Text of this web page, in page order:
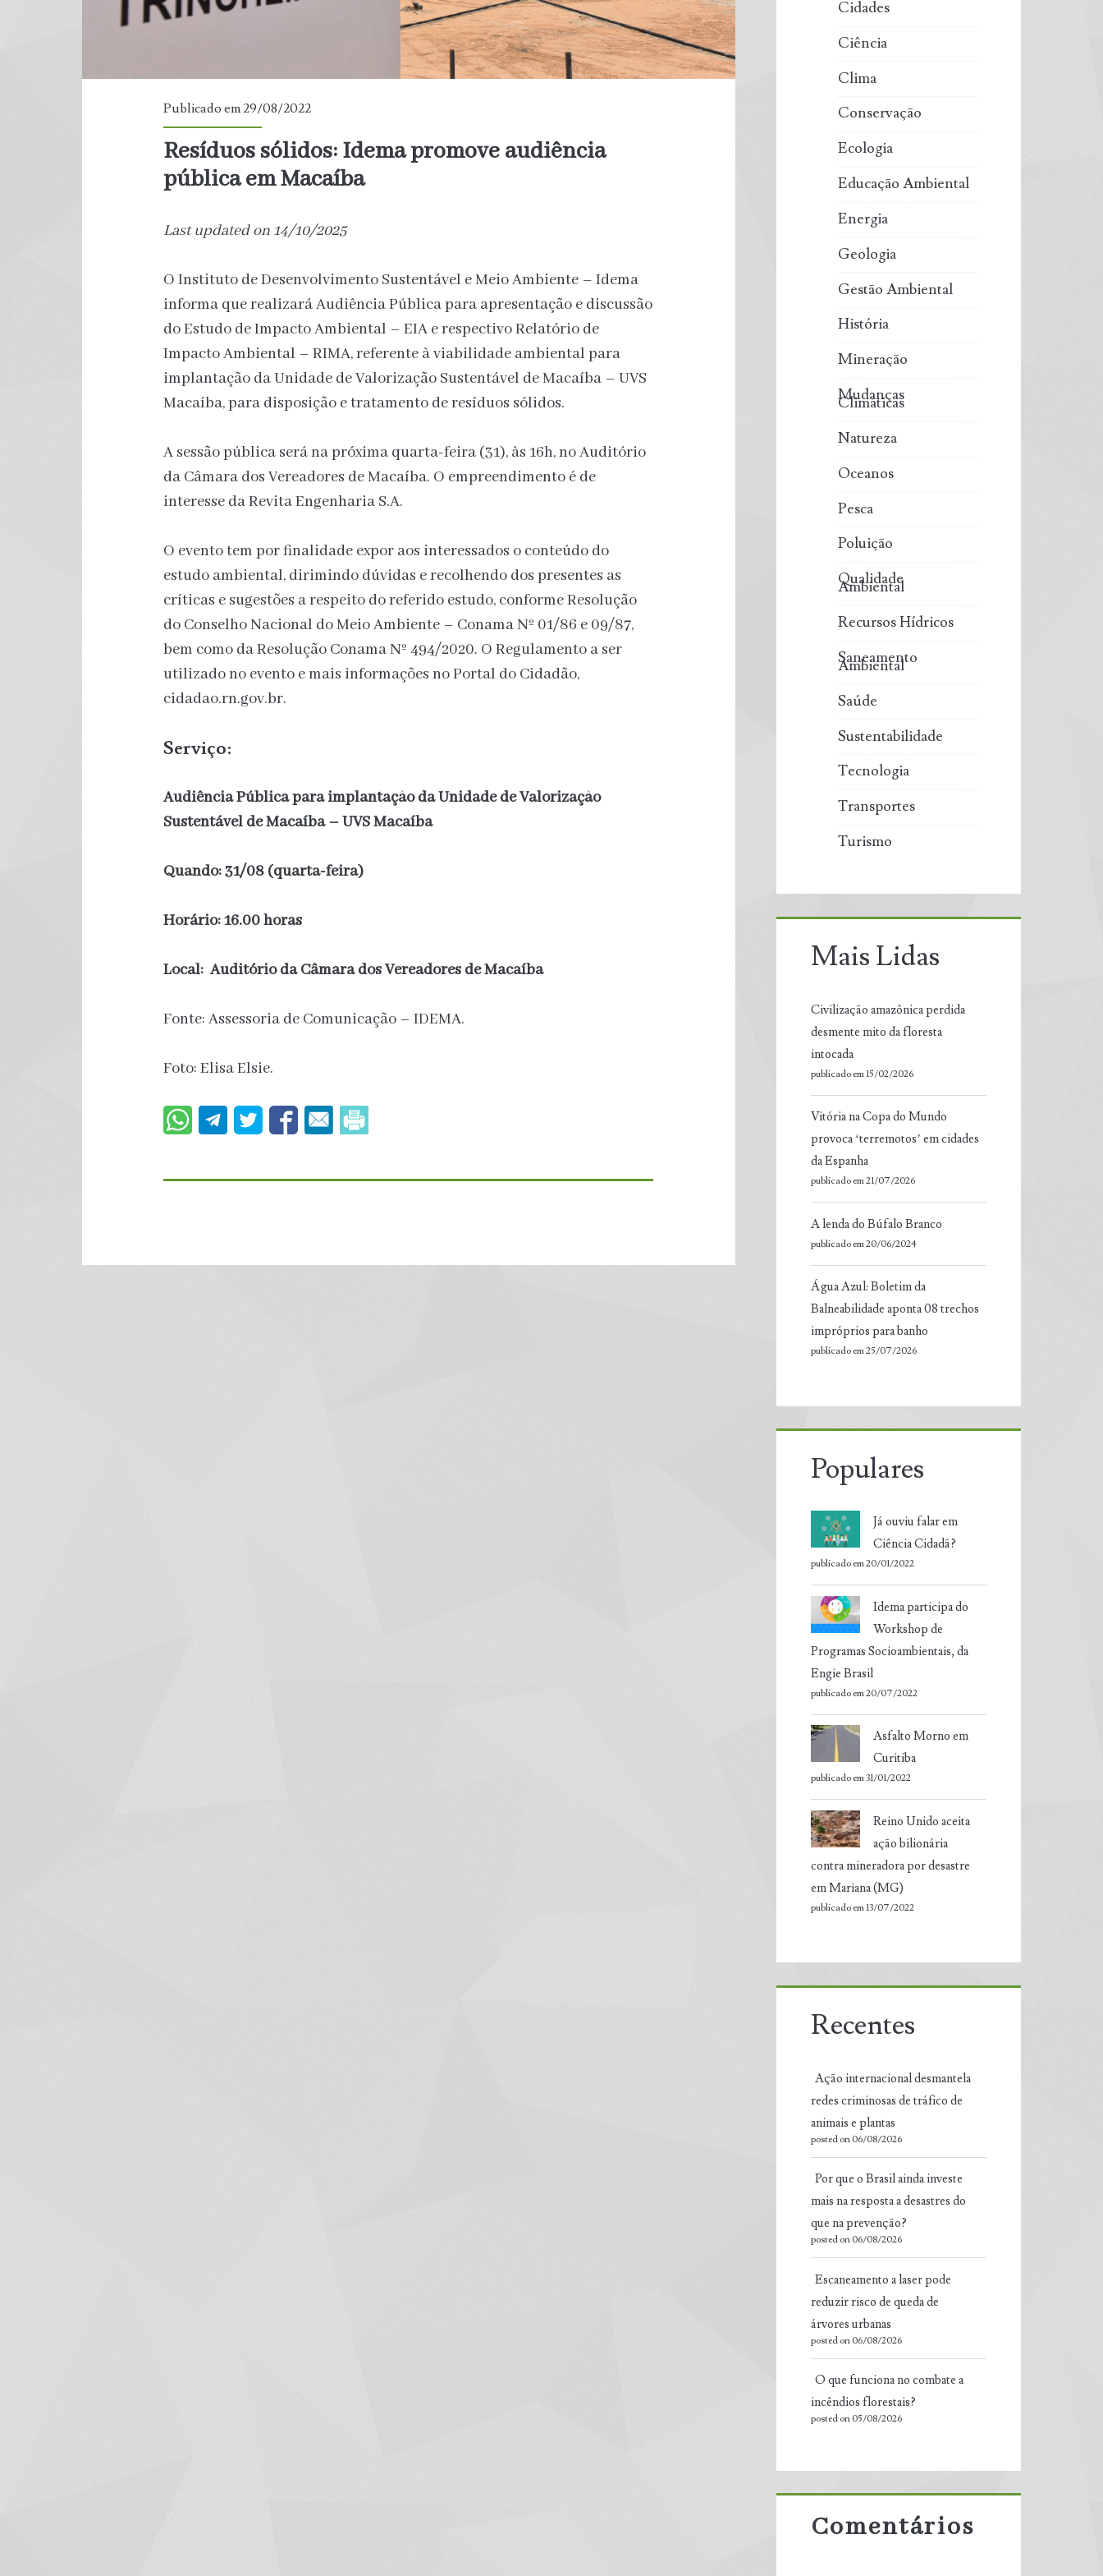
Publicado em 29/08/2022
Resíduos sólidos: Idema promove audiência
pública em Macaíba
Last updated on 14/10/2025
O Instituto de Desenvolvimento Sustentável e Meio Ambiente – Idema
informa que realizará Audiência Pública para apresentação e discussão
do Estudo de Impacto Ambiental – EIA e respectivo Relatório de
Impacto Ambiental – RIMA, referente à viabilidade ambiental para
implantação da Unidade de Valorização Sustentável de Macaíba – UVS
Macaíba, para disposição e tratamento de resíduos sólidos.
A sessão pública será na próxima quarta-feira (31), às 16h, no Auditório
da Câmara dos Vereadores de Macaíba. O empreendimento é de
interesse da Revita Engenharia S.A.
O evento tem por finalidade expor aos interessados o conteúdo do
estudo ambiental, dirimindo dúvidas e recolhendo dos presentes as
críticas e sugestões a respeito do referido estudo, conforme Resolução
do Conselho Nacional do Meio Ambiente – Conama Nº 01/86 e 09/87,
bem como da Resolução Conama Nº 494/2020. O Regulamento a ser
utilizado no evento e mais informações no Portal do Cidadão,
cidadao.rn.gov.br.
Serviço:
Audiência Pública para implantação da Unidade de Valorização
Sustentável de Macaíba – UVS Macaíba
Quando: 31/08 (quarta-feira)
Horário: 16.00 horas
Local: Auditório da Câmara dos Vereadores de Macaíba
Fonte: Assessoria de Comunicação – IDEMA.
Foto: Elisa Elsie.
Cidades
Ciência
Clima
Conservação
Ecologia
Educação Ambiental
Energia
Geologia
Gestão Ambiental
História
Mineração
Mudanças
Climáticas
Natureza
Oceanos
Pesca
Poluição
Qualidade
Ambiental
Recursos Hídricos
Saneamento
Ambiental
Saúde
Sustentabilidade
Tecnologia
Transportes
Turismo
Mais Lidas
Civilização amazônica perdida
desmente mito da floresta
intocada
publicado em 15/02/2026
Vitória na Copa do Mundo
provoca ‘terremotos’ em cidades
da Espanha
publicado em 21/07/2026
A lenda do Búfalo Branco
publicado em 20/06/2024
Água Azul: Boletim da
Balneabilidade aponta 08 trechos
impróprios para banho
publicado em 25/07/2026
Populares
Já ouviu falar em
Ciência Cidadã?
publicado em 20/01/2022
Idema participa do
Workshop de
Programas Socioambientais, da
Engie Brasil
publicado em 20/07/2022
Asfalto Morno em
Curitiba
publicado em 31/01/2022
Reino Unido aceita
ação bilionária
contra mineradora por desastre
em Mariana (MG)
publicado em 13/07/2022
Recentes
Ação internacional desmantela
redes criminosas de tráfico de
animais e plantas
posted on 06/08/2026
Por que o Brasil ainda investe
mais na resposta a desastres do
que na prevenção?
posted on 06/08/2026
Escaneamento a laser pode
reduzir risco de queda de
árvores urbanas
posted on 06/08/2026
O que funciona no combate a
incêndios florestais?
posted on 05/08/2026
Comentários